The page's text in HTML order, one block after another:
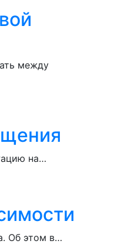
между
на…
Об этом в…